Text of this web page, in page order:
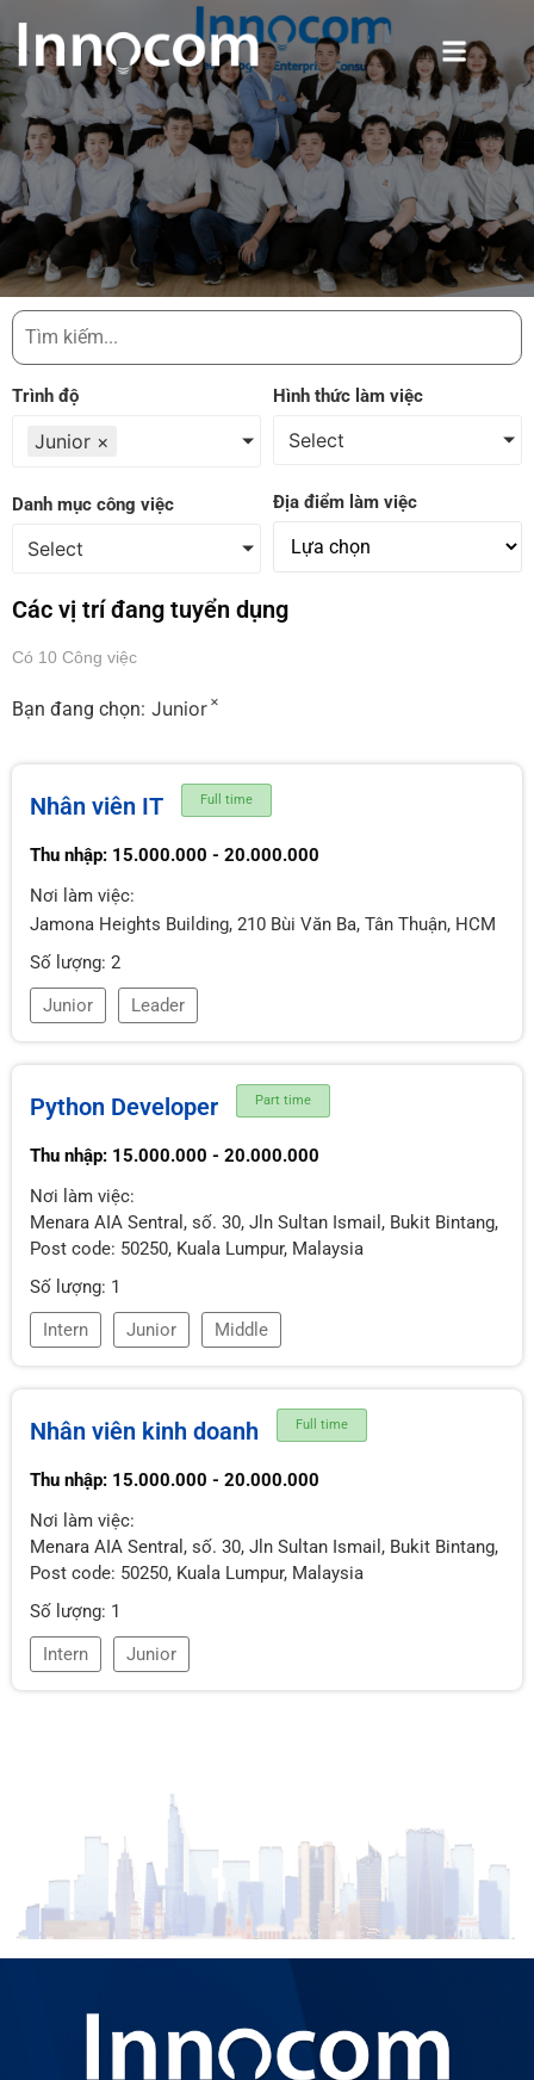
Trình độ
Junior ×
Danh mục công việc
Select
Hình thức làm việc
Select
Địa điểm làm việc
Các vị trí đang tuyển dụng
Có 10 Công việc
Bạn đang chọn: Junior ×
Nhân viên IT Full time
Thu nhập: 15.000.000 - 20.000.000
Nơi làm việc:
Jamona Heights Building, 210 Bùi Văn Ba, Tân Thuận, HCM
Số lượng: 2
Junior
Leader
Python Developer Part time
Thu nhập: 15.000.000 - 20.000.000
Nơi làm việc:
Menara AIA Sentral, số. 30, Jln Sultan Ismail, Bukit Bintang,
Post code: 50250, Kuala Lumpur, Malaysia
Số lượng: 1
Intern
Junior Middle
Nhân viên kinh doanh Full time
Thu nhập: 15.000.000 - 20.000.000
Nơi làm việc:
Menara AIA Sentral, số. 30, Jln Sultan Ismail, Bukit Bintang,
Post code: 50250, Kuala Lumpur, Malaysia
Số lượng: 1
Intern
Junior